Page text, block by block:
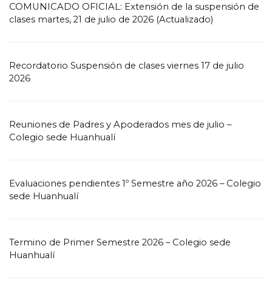
COMUNICADO OFICIAL: Extensión de la suspensión de
clases martes, 21 de julio de 2026 (Actualizado)
Recordatorio Suspensión de clases viernes 17 de julio
2026
Reuniones de Padres y Apoderados mes de julio –
Colegio sede Huanhualí
Evaluaciones pendientes 1º Semestre año 2026 – Colegio
sede Huanhualí
Termino de Primer Semestre 2026 – Colegio sede
Huanhualí